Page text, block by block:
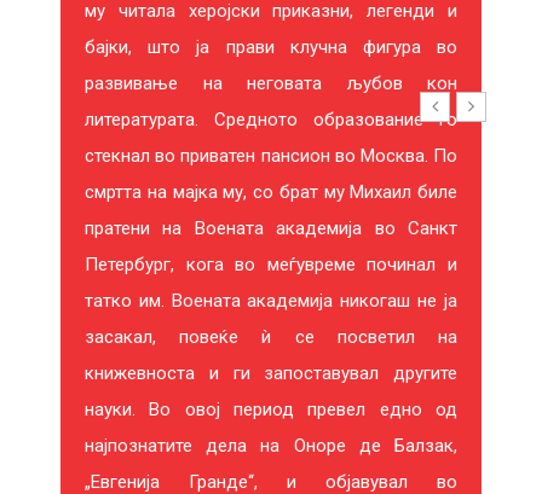
му читала херојски приказни, легенди и
бајки, што ја прави клучна фигура во
развивање на неговата љубов кон
литературата. Средното образование го
стекнал во приватен пансион во Москва. По
смртта на мајка му, со брат му Михаил биле
пратени на Воената академија во Санкт
Петербург, кога во меѓувреме починал и
татко им. Воената академија никогаш не ја
засакал, повеќе ѝ се посветил на
книжевноста и ги запоставувал другите
науки. Во овој период превел едно од
најпознатите дела на Оноре де Балзак,
„Евгенија Гранде“, и објавувал во
-60%